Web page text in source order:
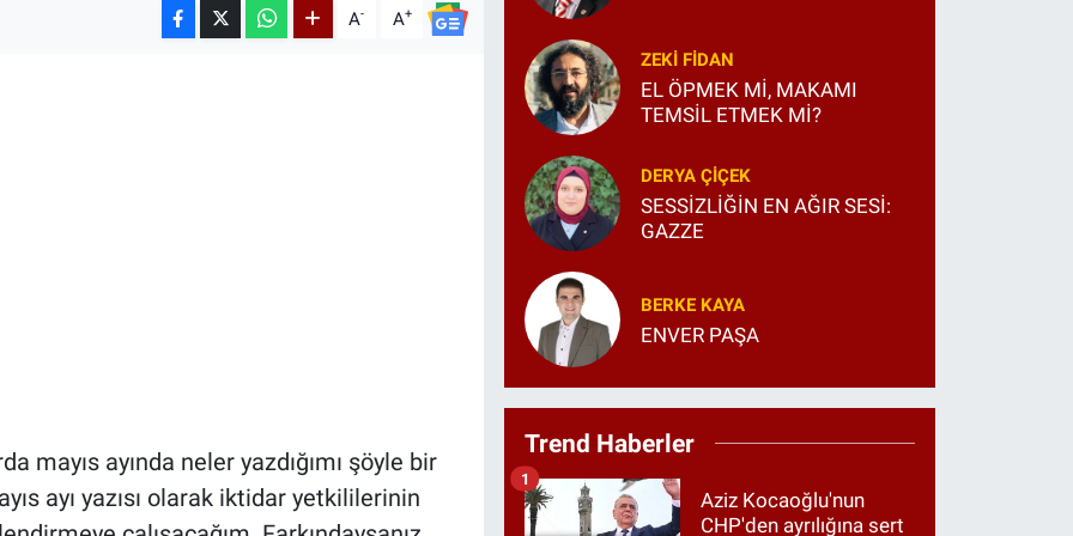
A- A+
mayıs ayında neler yazdığımı şöyle bir
ayı yazısı olarak iktidar yetkililerinin
ZEKI FIDAN
EL ÖPMEK Mİ, MAKAMI
TEMSİL ETMEK Mİ?
DERYA ÇIÇEK
SESSİZLİĞİN EN AĞIR SESİ:
GAZZE
BERKE KAYA
ENVER PAŞA
Trend Haberler
Aziz Kocaoğlu'nun
CHP'den ayrılığına sert
1